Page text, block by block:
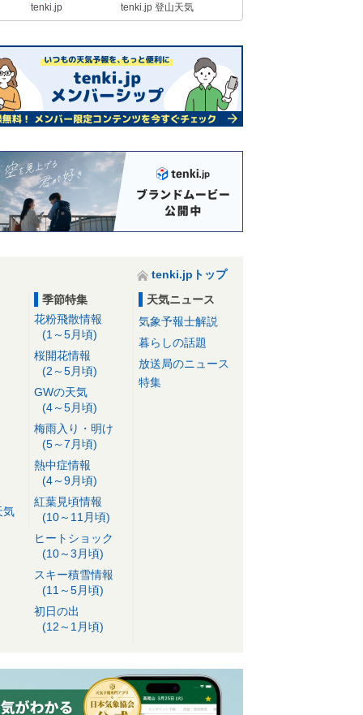
tenki.jp tenki.jp 登山天気
tenki.jpトップ
気
季節特集
花粉飛散情報
(1～5月頃)
桜開花情報
(2～5月頃)
GWの天気
(4～5月頃)
梅雨入り・明け
(5～7月頃)
熱中症情報
(4～9月頃)
紅葉見頃情報
(10～11月頃)
ヒートショック
(10～3月頃)
スキー積雪情報
(11～5月頃)
初日の出
(12～1月頃)
天気ニュース
気象予報士解説
暮らしの話題
放送局のニュース
特集